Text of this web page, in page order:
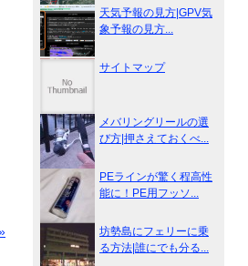
天気予報の見方|GPV気
象予報の見方...
サイトマップ
メバリングリールの選
び方|押さえておくべ...
PEラインが驚く程高性
能に！PE用フッソ...
坊勢島にフェリーに乗
る方法|誰にでも分る...